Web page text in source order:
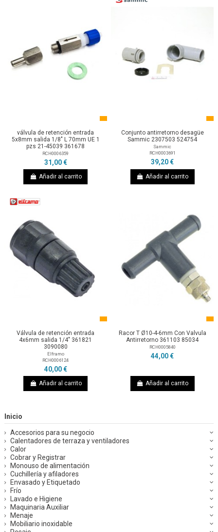
válvula de retención entrada
5x8mm salida 1/8" L 70mm UE 1
pzs 21-45039 361678
RCH0006359
31,00 €
Añadir al carrito
Conjunto antirretorno desagüe
Sammic 2307503 524754
Sammic
RCH0003691
39,20 €
Añadir al carrito
Válvula de retención entrada
4x6mm salida 1/4" 361821
3090080
Elframo
RCH0006124
40,00 €
Añadir al carrito
Racor T Ø10-4-6mm Con Valvula
Antirretorno 361103 85034
RCH0005840
44,00 €
Añadir al carrito
Inicio
Accesorios para su negocio
Calentadores de terraza y ventiladores
Calor
Cobrar y Registrar
Monouso de alimentación
Cuchillería y afiladores
Envasado y Etiquetado
Frío
Lavado e Higiene
Maquinaria Auxiliar
Menaje
Mobiliario inoxidable